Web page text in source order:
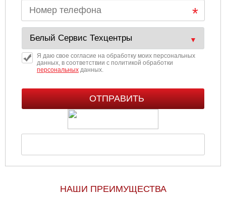
Я даю свое согласие на обработку моих персональных
данных, в соответствии с политикой обработки
персональныхданных.
НАШИ ПРЕИМУЩЕСТВА